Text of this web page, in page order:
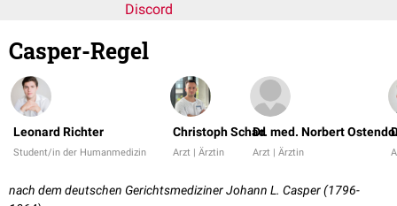
Discord
Casper-Regel
Leonard Richter
Student/in der Humanmedizin
Christoph Schad
Arzt | Ärztin
Dr. med. Norbert
Arzt | Ärztin
nach dem deutschen Gerichtsmediziner Jo­hann L. Casper (1796-